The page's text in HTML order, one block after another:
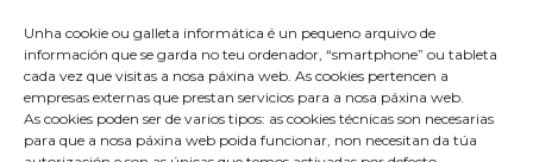
Unha cookie ou galleta informática é un pequeno arquivo de
información que se garda no teu ordenador, “smartphone” ou tableta
cada vez que visitas a nosa páxina web. As cookies pertencen a
empresas externas que prestan servicios para a nosa páxina web.
As cookies poden ser de varios tipos: as cookies técnicas son necesarias
para que a nosa páxina web poida funcionar, non necesitan da túa
Praza do Concello s/n